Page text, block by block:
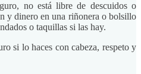
no está libre de descuidos o
y dinero en una riñonera o bolsillo
o taquillas si las hay.
si lo haces con cabeza, respeto y